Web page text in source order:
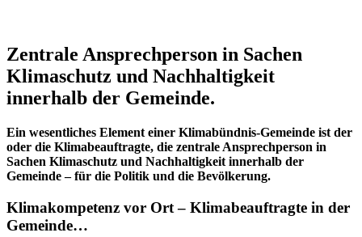
Zentrale Ansprechperson in Sachen
Klimaschutz und Nachhaltigkeit
innerhalb der Gemeinde.
Ein wesentliches Element einer Klimabündnis-Gemeinde ist der
oder die Klimabeauftragte, die zentrale Ansprechperson in
Sachen Klimaschutz und Nachhaltigkeit innerhalb der
Gemeinde – für die Politik und die Bevölkerung.
Klimakompetenz vor Ort – Klimabeauftragte in der
Gemeinde…